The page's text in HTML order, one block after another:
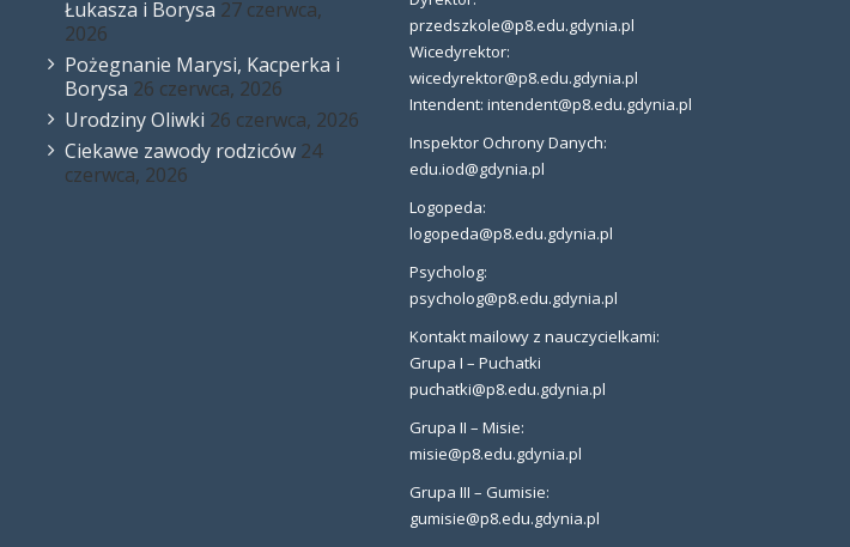
Łukasza i Borysa 27 czerwca,
2026
Pożegnanie Marysi, Kacperka i
Borysa 26 czerwca, 2026
Urodziny Oliwki 26 czerwca, 2026
Ciekawe zawody rodziców 24
czerwca, 2026
przedszkole@p8.edu.gdynia.pl
Wicedyrektor:
wicedyrektor@p8.edu.gdynia.pl
Intendent: intendent@p8.edu.gdynia.pl
Inspektor Ochrony Danych:
edu.iod@gdynia.pl
Logopeda:
logopeda@p8.edu.gdynia.pl
Psycholog:
psycholog@p8.edu.gdynia.pl
Kontakt mailowy z nauczycielkami:
Grupa I – Puchatki
puchatki@p8.edu.gdynia.pl
Grupa II – Misie:
misie@p8.edu.gdynia.pl
Grupa III – Gumisie:
gumisie@p8.edu.gdynia.pl